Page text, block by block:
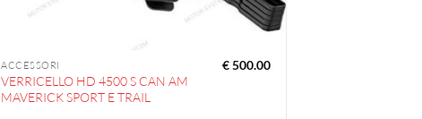
ACCESSORI
VERRICELLO HD 4500 S CAN AM
MAVERICK SPORT E TRAIL
€500.00